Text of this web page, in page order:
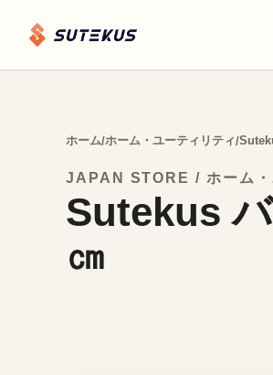
ホーム/ホーム・ユーティリティ/
JAPAN STORE / ホーム・
Sutekus
㎝